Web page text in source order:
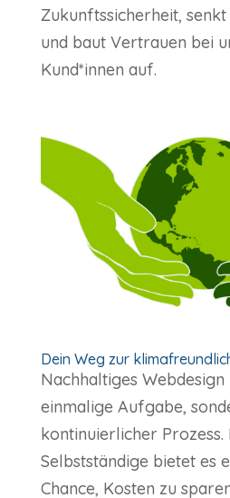
Zukunftssicherheit,
und baut Vertrauen bei
Kund*innen auf.
Dein Weg zur
Nachhaltiges Webdesign
einmalige Aufgabe,
kontinuierlicher Prozess.
Selbstständige bietet es
Chance, Kosten zu